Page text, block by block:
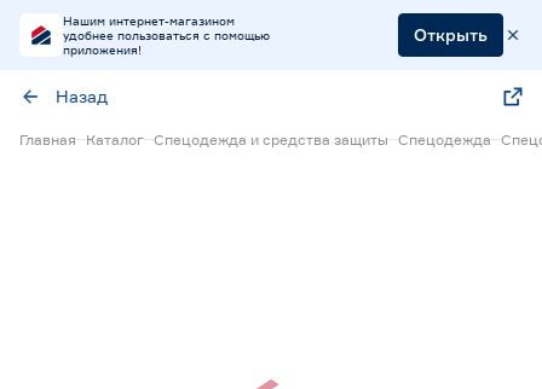
Нашим интернет-магазином
удобнее пользоваться с помощью
приложения!
Открыть
Назад
Главная Каталог Спецодежда и средства защиты Спецодежда